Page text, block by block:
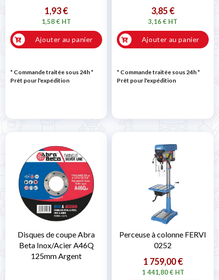
1,93 €
1,58 € HT
Ajouter au panier
* Commande traitée sous 24h*
Prêt pour l'expédition
3,85 €
3,16 € HT
Ajouter au panier
* Commande traitée sous 24h*
Prêt pour l'expédition
Disques de coupe Abra
Beta Inox/Acier A46Q
125mm Argent
Perceuse à colonne FERVI
0252
1 759,00 €
1 441,80 € HT